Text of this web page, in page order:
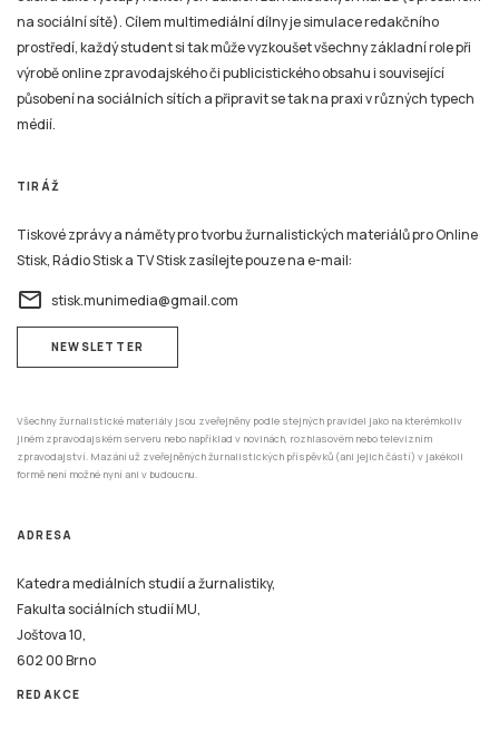
na sociální sítě). Cílem multimediální dílny je simulace redakčního
prostředí, každý student si tak může vyzkoušet všechny základní role při
výrobě online zpravodajského či publicistického obsahu i související
působení na sociálních sítích a připravit se tak na praxi v různých typech
médií.
TIRÁŽ
Tiskové zprávy a náměty pro tvorbu žurnalistických materiálů pro Online
Stisk, Rádio Stisk a TV Stisk zasílejte pouze na e-mail:
email stisk.munimedia@gmail.com
NEWSLETTER
Všechny žurnalistické materiály jsou zveřejněny podle stejných pravidel jako na kterémkoliv
jiném zpravodajském serveru nebo například v novinách, rozhlasovém nebo televizním
zpravodajství. Mazání už zveřejněných žurnalistických příspěvků (ani jejich částí) v jakékoli
formě není možné nyní ani v budoucnu.
ADRESA
Katedra mediálních studií a žurnalistiky,
Fakulta sociálních studií MU,
Joštova 10,
602 00 Brno
REDAKCE